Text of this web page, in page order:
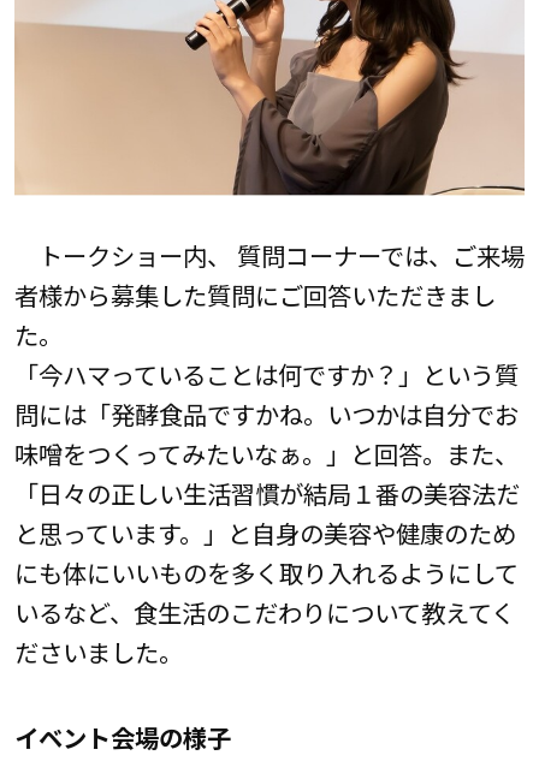
トークショー内、 質問コーナーでは、ご来場
者様から募集した質問にご回答いただきまし
た。
「今ハマっていることは何ですか？」という質
問には「発酵食品ですかね。いつかは自分でお
味噌をつくってみたいなぁ。」と回答。また、
「日々の正しい生活習慣が結局１番の美容法だ
と思っています。」と自身の美容や健康のため
にも体にいいものを多く取り入れるようにして
いるなど、食生活のこだわりについて教えてく
ださいました。
イベント会場の様子